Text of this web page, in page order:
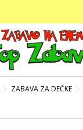
ZABAVA ZA DEČKE